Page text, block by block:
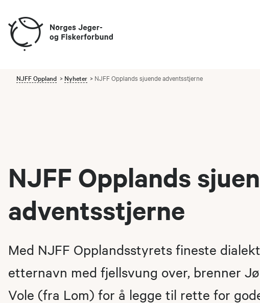
NJFF Oppland Nyheter NJFF Opplands sjuende adventsstjerne
NJFF Opplands
adventsstjerne
Med NJFF Opplandsstyrets fineste
etternavn med fjellsvung over, brenner
Vole (fra Lom) for å legge til rette for